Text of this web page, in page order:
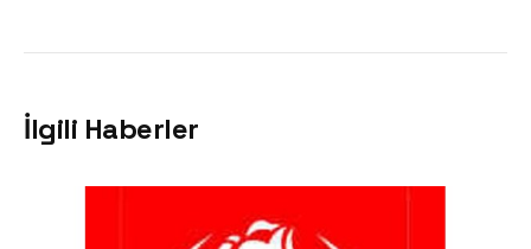
İlgili Haberler